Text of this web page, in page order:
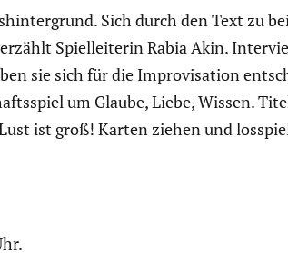
Sich durch den Text zu
Spiel­lei­terin Rabia Akin.
sie sich für die Impro­vi­sa­tion
um Glaube, Liebe, Wissen.
ist groß! Karten ziehen und